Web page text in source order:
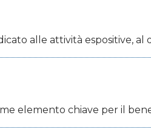
alle attività espositive, al
elemento chiave per il